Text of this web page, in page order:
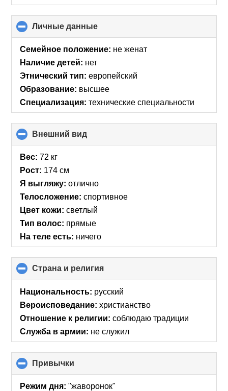
Личные данные
to
collapse
Семейное положение: не женат
Наличие детей: нет
Этнический тип: европейский
Образование: высшее
Специализация: технические специальности
Внешний вид
to
Вес: 72 кг
Рост: 174 см
Я выгляжу: отлично
Телосложение: спортивное
Цвет кожи: светлый
Тип волос: прямые
На теле есть: ничего
Страна и религия
to
collapse
Национальность: русский
Вероисповедание: христианство
Отношение к религии: соблюдаю традиции
Служба в армии: не служил
Привычки
to
collapse
Режим дня: "жаворонок"